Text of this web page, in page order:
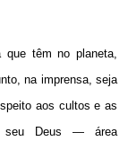
que têm no planeta,
na imprensa, seja
aos cultos e as
seu Deus — área